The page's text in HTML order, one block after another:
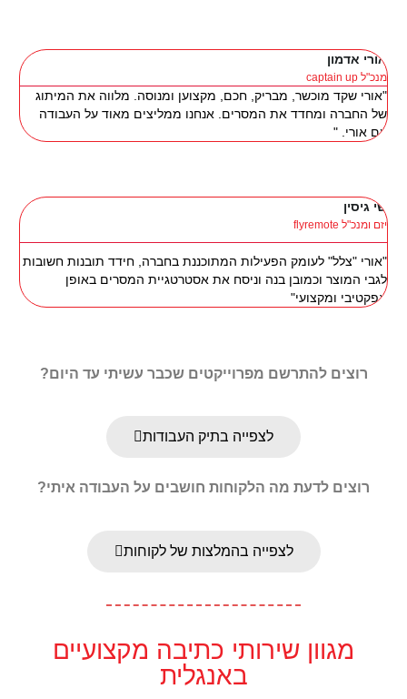
אורי אדמון
מנכ"ל captain up
"אורי שקד מוכשר, מבריק, חכם, מקצוען ומנוסה. מלווה את המיתוג
של החברה ומחדד את המסרים. אנחנו ממליצים מאוד על העבודה
עם אורי. "
שי גיסין
יזם ומנכ"ל flyremote
"אורי "צלל" לעומק הפעילות המתוכננת בחברה, חידד תובנות חשובות
לגבי המוצר וכמובן בנה וניסח את אסטרטגיית המסרים באופן
אפקטיבי ומקצועי"
רוצים להתרשם מפרוייקטים שכבר עשיתי עד היום?
לצפייה בתיק העבודות
רוצים לדעת מה הלקוחות חושבים על העבודה איתי?
לצפייה בהמלצות של לקוחות
מגוון שירותי כתיבה מקצועיים
באנגלית